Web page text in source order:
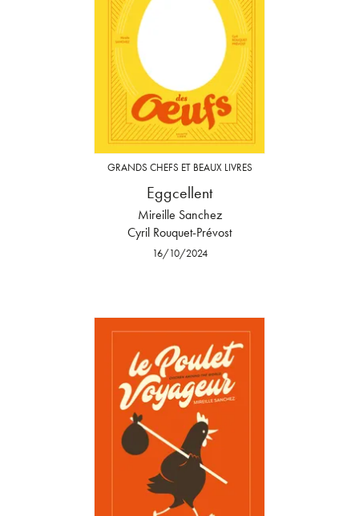
GRANDS CHEFS ET BEAUX LIVRES
Eggcellent
Mireille Sanchez
Cyril Rouquet-Prévost
16/10/2024